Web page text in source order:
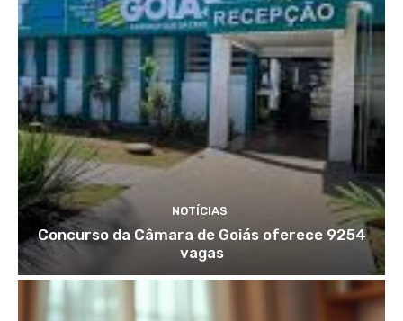
NOTÍCIAS
Concurso da Câmara de Goiás oferece 9254
vagas